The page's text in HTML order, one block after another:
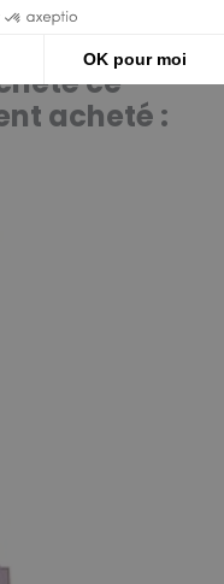
ce
acheté :